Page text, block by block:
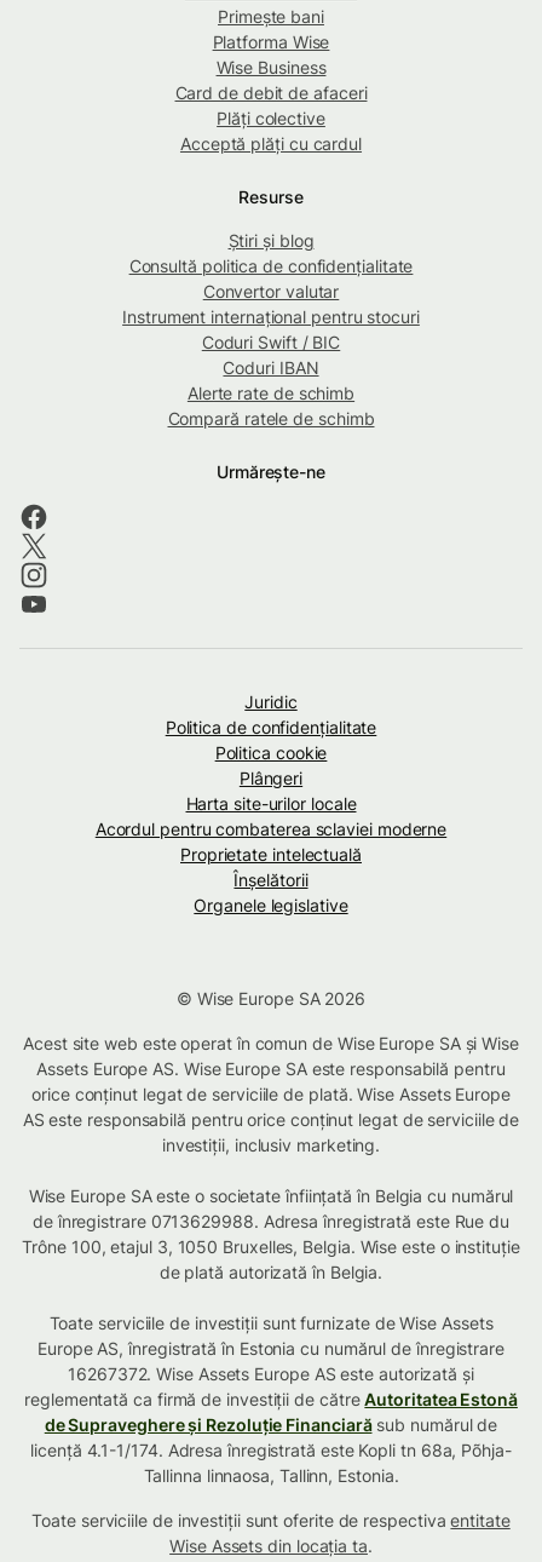
Primește bani
Platforma Wise
Wise Business
Card de debit de afaceri
Plăți colective
Acceptă plăți cu cardul
Resurse
Știri și blog
Consultă politica de confidențialitate
Convertor valutar
Instrument internațional pentru stocuri
Coduri Swift / BIC
Coduri IBAN
Alerte rate de schimb
Compară ratele de schimb
Urmărește-ne
Juridic
Politica de confidenţialitate
Politica cookie
Plângeri
Harta site-urilor locale
Acordul pentru combaterea sclaviei moderne
Proprietate intelectuală
Înșelătorii
Organele legislative
© Wise Europe SA 2026
Acest site web este operat în comun de Wise Europe SA și Wise
Assets Europe AS. Wise Europe SA este responsabilă pentru
orice conținut legat de serviciile de plată. Wise Assets Europe
AS este responsabilă pentru orice conținut legat de serviciile de
investiții, inclusiv marketing.
Wise Europe SA este o societate înființată în Belgia cu numărul
de înregistrare 0713629988. Adresa înregistrată este Rue du
Trône 100, etajul 3, 1050 Bruxelles, Belgia. Wise este o instituție
de plată autorizată în Belgia.
Toate serviciile de investiții sunt furnizate de Wise Assets
Europe AS, înregistrată în Estonia cu numărul de înregistrare
16267372. Wise Assets Europe AS este autorizată și
reglementată ca firmă de investiții de cătreAutoritatea Estonă
de Supraveghere și Rezoluție Financiarăsub numărul de
licență 4.1-1/174. Adresa înregistrată este Kopli tn 68a, Põhja-
Tallinna linnaosa, Tallinn, Estonia.
Toate serviciile de investiții sunt oferite de respectivaentitate
Wise Assets din locația ta.